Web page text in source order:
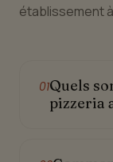
établissement
01Quels
pizzeria